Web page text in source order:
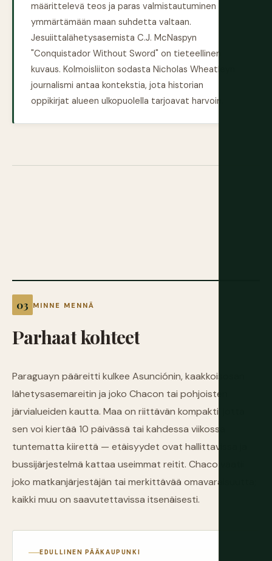
määrittelevä teos ja paras valmistautuminen
ymmärtämään maan suhdetta valtaan.
Jesuiittalähetysasemista C.J. McNaspyn
"Conquistador Without Sword" on tieteellinen
kuvaus. Kolmoisliiton sodasta Nicholas Wheatleyn
journalismi antaa kontekstia, jota historian
oppikirjat alueen ulkopuolella tarjoavat harvoin.
MINNE MENNÄ
Parhaatkohteet
Paraguayn pääreitti kulkee Asunciónin, kaakkoisosan
lähetysasemareitin ja joko Chacon tai pohjoisten
järvialueiden kautta. Maa on riittävän kompakti, jotta
sen voi kiertää 10 päivässä tai kahdessa viikossa
tuntematta kiirettä — etäisyydet ovat hallittavissa ja
bussijärjestelmä kattaa useimmat reitit. Chaco vaatii
joko matkanjärjestäjän tai merkittävää omavaraisuutta;
kaikki muu on saavutettavissa itsenäisesti.
EDULLINEN PÄÄKAUPUNKI